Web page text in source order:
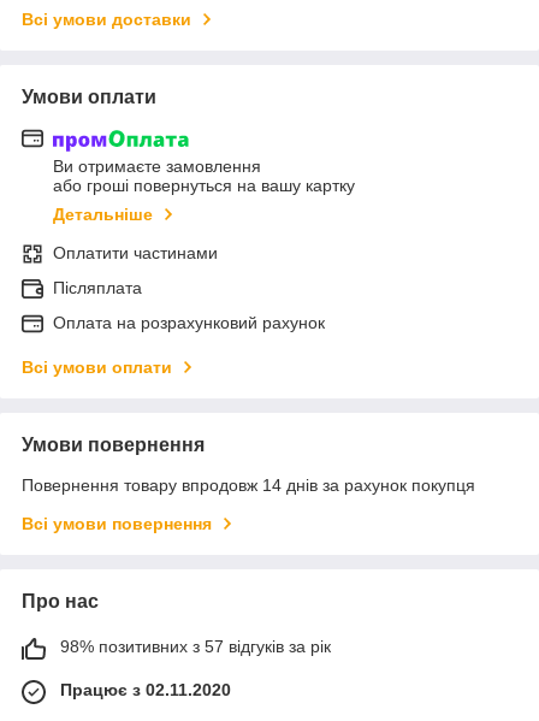
Всі умови доставки
Умови оплати
Ви отримаєте замовлення
або гроші повернуться на вашу картку
Детальніше
Оплатити частинами
Післяплата
Оплата на розрахунковий рахунок
Всі умови оплати
Умови повернення
Повернення товару впродовж 14 днів за рахунок покупця
Всі умови повернення
Про нас
98% позитивних з 57 відгуків за рік
Працює з 02.11.2020